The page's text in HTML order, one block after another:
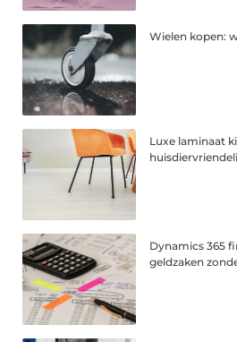
Wielen kopen:
Luxe laminaat
Dynamics 365
geldzaken